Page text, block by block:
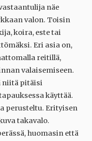
näe
valon. Toisin
koira, este tai
Eri asia on,
reitillä,
valaisemiseen.
niitä pitäisi
käyttää.
perusteltu. Erityisen
takavalo.
huomasin että